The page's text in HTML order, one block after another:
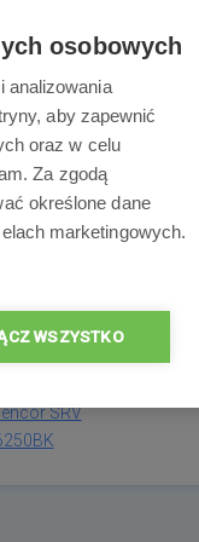
SRV 6250BK.
powierzchni
SRV
osobowych
analizowania
aby zapewnić
oraz w celu
Za zgodą
określone dane
marketingowych.
WSZYSTKO